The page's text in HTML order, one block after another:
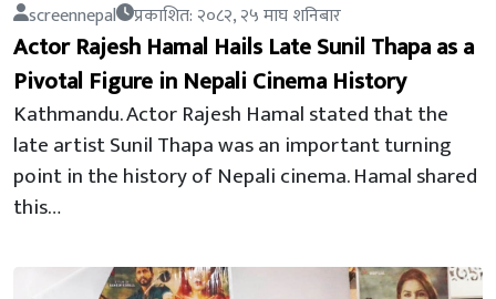
screennepal प्रकाशित: २०८२, २५ माघ शनिबार
Actor Rajesh Hamal Hails Late Sunil Thapa as a
Pivotal Figure in Nepali Cinema History
Kathmandu. Actor Rajesh Hamal stated that the
late artist Sunil Thapa was an important turning
point in the history of Nepali cinema. Hamal shared
this…